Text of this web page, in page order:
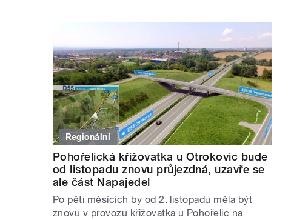
Regionální
Pohořelická křižovatka u Otrokovic bude
od listopadu znovu průjezdná, uzavře se
ale část Napajedel
Po pěti měsících by od 2. listopadu měla být
znovu v provozu křižovatka u Pohořelic na